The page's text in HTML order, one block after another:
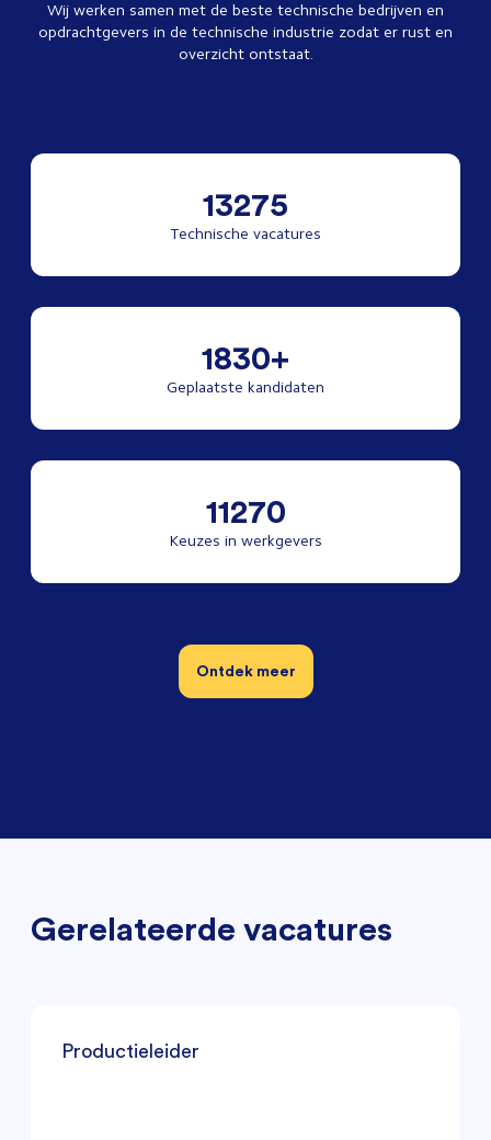
Wij werken samen met de beste technische bedrijven en
opdrachtgevers in de technische industrie zodat er rust en
overzicht ontstaat.
13275
Technische vacatures
1830+
Geplaatste kandidaten
11270
Keuzes in werkgevers
Ontdek meer
Gerelateerde vacatures
Productieleider